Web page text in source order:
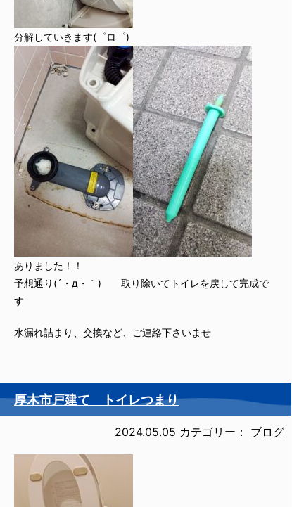
分解していきます(゜ロ゜)
ありました！！
予想通り(´・д・｀) 取り除いてトイレを戻して完成で
す
水漏れ詰まり、交換など、ご連絡下さいませ
厚木市戸建て トイレつまり
2024.05.05 カテゴリー： ブログ